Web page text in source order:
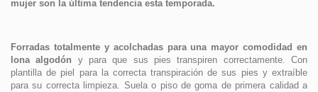
mujer son la última tendencia esta temporada.
Forradas totalmente y acolchadas para una mayor comodidad en
lona algodón y para que sus pies transpiren correctamente. Con
plantilla de piel para la correcta transpiración de sus pies y extraíble
para su correcta limpieza. Suela o piso de goma de primera calidad a